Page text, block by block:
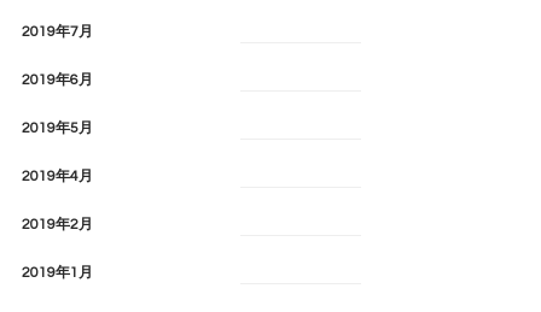
2019年7月
2019年6月
2019年5月
2019年4月
2019年2月
2019年1月